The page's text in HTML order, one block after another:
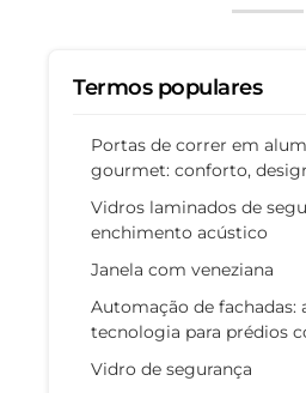
Termos populares
Portas de correr em
gourmet: conforto,
Vidros laminados de
enchimento acústico
Janela com veneziana
Automação de fachadas:
tecnologia para prédios
Vidro de segurança